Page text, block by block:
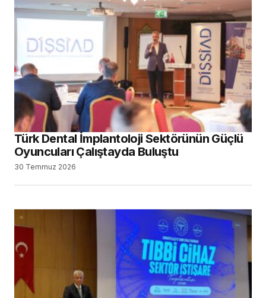
Türk Dental İmplantoloji Sektörünün Güçlü
Oyuncuları Çalıştayda Buluştu
30 Temmuz 2026